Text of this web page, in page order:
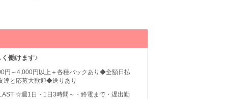
働けます♪
円～4,000円以上＋各種バックあり◆全額日払
達と応募大歓迎◆送りあり
☆週1日・1日3時間～・終電まで・遅出勤